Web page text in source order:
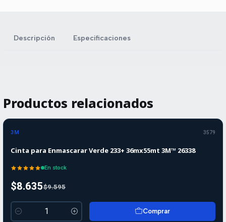
Descripción Especificaciones
Productos relacionados
-10%
-10%
3M 3579
Cinta para Enmascarar Verde 233+ 36mx55mt 3M™ 26338
En stock
$8.635$9.595
Cantidad
Comprar